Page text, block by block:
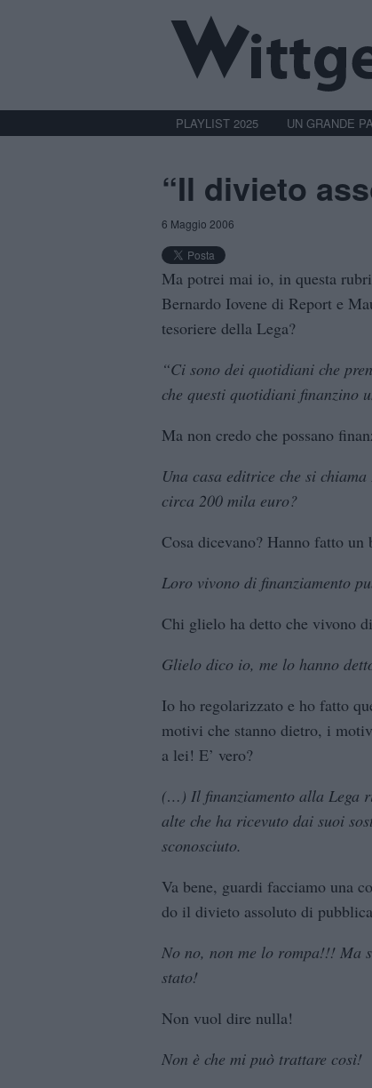
PLAYLIST 2025 UN GRANDE
“Il divieto
6 Maggio 2006
Ma potrei mai io, in questa
Bernardo Iovene di Report e
tesoriere della Lega?
“Ci sono dei quotidiani che
che questi quotidiani finanzino
Ma non credo che possano
Una casa editrice che si
circa 200 mila euro?
Cosa dicevano? Hanno fatto
Loro vivono di finanziamento
Chi glielo ha detto che vivono
Glielo dico io, me lo hanno
Io ho regolarizzato e ho fatto
motivi che stanno dietro, i
a lei! E’ vero?
(…) Il finanziamento alla Lega
alte che ha ricevuto dai suoi
sconosciuto.
Va bene, guardi facciamo una
do il divieto assoluto di
No no, non me lo rompa!!! Ma
stato!
Non vuol dire nulla!
Non è che mi può trattare così!